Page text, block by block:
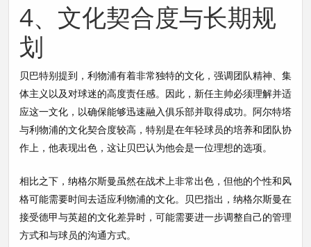
4、文化契合度与长期规
划
贝巴特别提到，利物浦有着非常独特的文化，强调团队精神、集
体主义以及对球迷的高度责任感。因此，新任主帅必须理解并适
应这一文化，以确保能够迅速融入俱乐部并取得成功。阿尔特塔
与利物浦的文化契合度较高，特别是在年轻球员的培养和团队协
作上，他表现出色，这让贝巴认为他会是一位理想的选项。
相比之下，纳格尔斯曼虽然在战术上非常出色，但他的个性和风
格可能需要时间去适应利物浦的文化。贝巴指出，纳格尔斯曼在
接受德甲与英超的文化差异时，可能需要进一步调整自己的管理
方式和与球员的沟通方式。